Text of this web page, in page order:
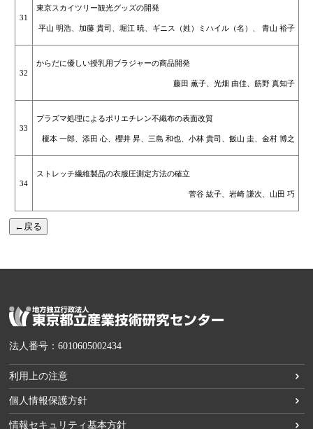
31
東京スカイツリー観光グッズの開発
平山 明浩、加藤 貴司、堀江 暁、ギニス（姓）ミハイル（名）、 青山 裕子
32
からだに優しい授乳用ブラジャーの商品開発
藤田 薫子、光畑 由佳、筋野 真知子
33
プラズマ処理によるポリエチレン不織布の表面改質
榎本 一郎、添田 心、櫻井 昇、三島 和也、小林 貴司、飯山 圭、金村 博之
34
ストレッチ繊維製品の衣服圧測定方法の確立
菅谷 紘子、岩崎 謙次、山田 巧
←戻る
法人番号：6010605002434
利用上の注意
個人情報保護方針
情報セキュリティ基本方針